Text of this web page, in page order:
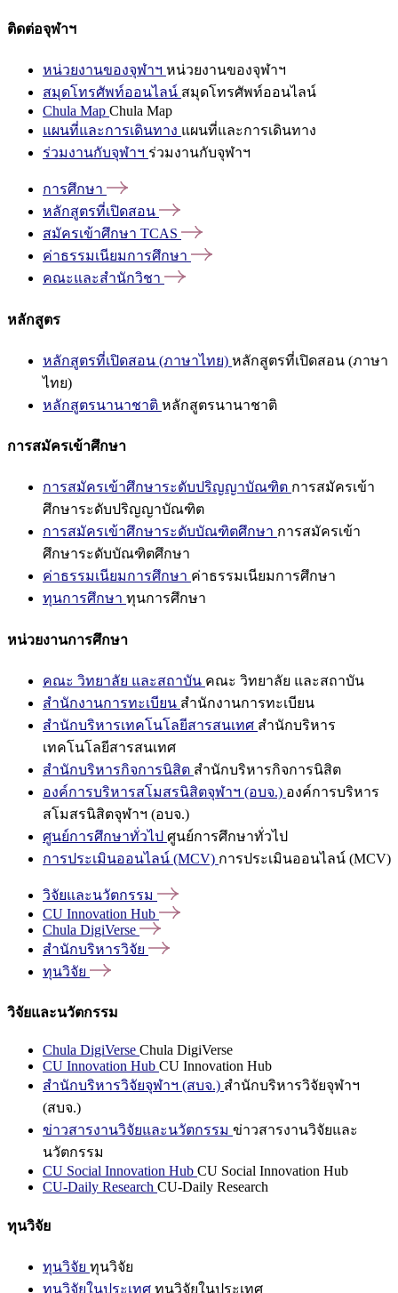
ติดต่อจุฬาฯ
หน่วยงานของจุฬาฯ หน่วยงานของจุฬาฯ
สมุดโทรศัพท์ออนไลน์ สมุดโทรศัพท์ออนไลน์
Chula Map Chula Map
แผนที่และการเดินทาง แผนที่และการเดินทาง
ร่วมงานกับจุฬาฯ ร่วมงานกับจุฬาฯ
การศึกษา
หลักสูตรที่เปิดสอน
สมัครเข้าศึกษา TCAS
ค่าธรรมเนียมการศึกษา
คณะและสำนักวิชา
หลักสูตร
หลักสูตรที่เปิดสอน (ภาษาไทย) หลักสูตรที่เปิดสอน (ภาษา
ไทย)
หลักสูตรนานาชาติ หลักสูตรนานาชาติ
การสมัครเข้าศึกษา
การสมัครเข้าศึกษาระดับปริญญาบัณฑิต การสมัครเข้า
ศึกษาระดับปริญญาบัณฑิต
การสมัครเข้าศึกษาระดับบัณฑิตศึกษา การสมัครเข้า
ศึกษาระดับบัณฑิตศึกษา
ค่าธรรมเนียมการศึกษา ค่าธรรมเนียมการศึกษา
ทุนการศึกษา ทุนการศึกษา
หน่วยงานการศึกษา
คณะ วิทยาลัย และสถาบัน คณะ วิทยาลัย และสถาบัน
สำนักงานการทะเบียน สำนักงานการทะเบียน
สำนักบริหารเทคโนโลยีสารสนเทศ สำนักบริหาร
เทคโนโลยีสารสนเทศ
สำนักบริหารกิจการนิสิต สำนักบริหารกิจการนิสิต
องค์การบริหารสโมสรนิสิตจุฬาฯ (อบจ.) องค์การบริหาร
สโมสรนิสิตจุฬาฯ (อบจ.)
ศูนย์การศึกษาทั่วไป ศูนย์การศึกษาทั่วไป
การประเมินออนไลน์ (MCV) การประเมินออนไลน์ (MCV)
วิจัยและนวัตกรรม
CU Innovation Hub
Chula DigiVerse
สำนักบริหารวิจัย
ทุนวิจัย
วิจัยและนวัตกรรม
Chula DigiVerse Chula DigiVerse
CU Innovation Hub CU Innovation Hub
สำนักบริหารวิจัยจุฬาฯ (สบจ.) สำนักบริหารวิจัยจุฬาฯ
(สบจ.)
ข่าวสารงานวิจัยและนวัตกรรม ข่าวสารงานวิจัยและ
นวัตกรรม
CU Social Innovation Hub CU Social Innovation Hub
CU-Daily Research CU-Daily Research
ทุนวิจัย
ทุนวิจัย ทุนวิจัย
ทุนวิจัยในประเทศ ทุนวิจัยในประเทศ